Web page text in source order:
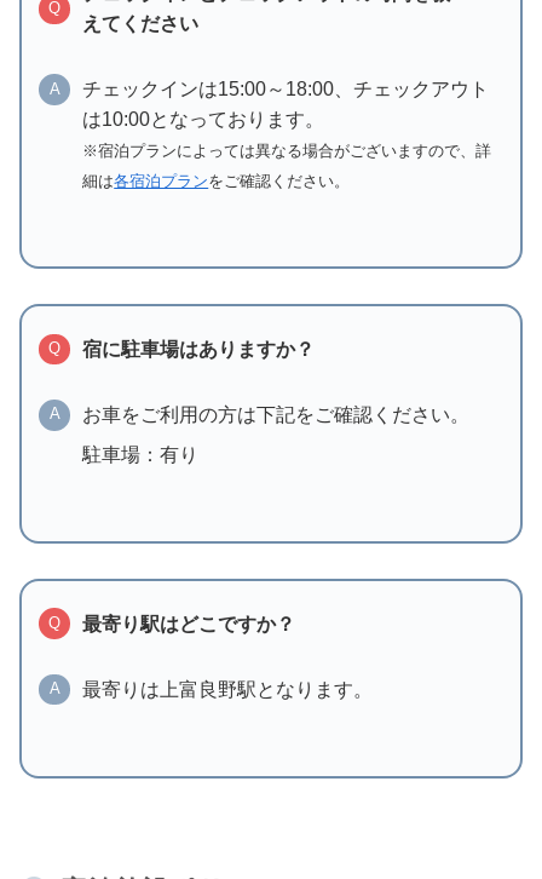
Q
えてください
A
チェックインは15:00～18:00、チェックアウト
は10:00となっております。
※宿泊プランによっては異なる場合がございますので、詳
細は各宿泊プランをご確認ください。
Q 宿に駐車場はありますか？
A
お車をご利用の方は下記をご確認ください。
駐車場：有り
Q 最寄り駅はどこですか？
A 最寄りは上富良野駅となります。